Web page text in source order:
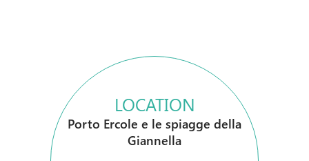
LOCATION
Porto Ercole e le spiagge della
Giannella